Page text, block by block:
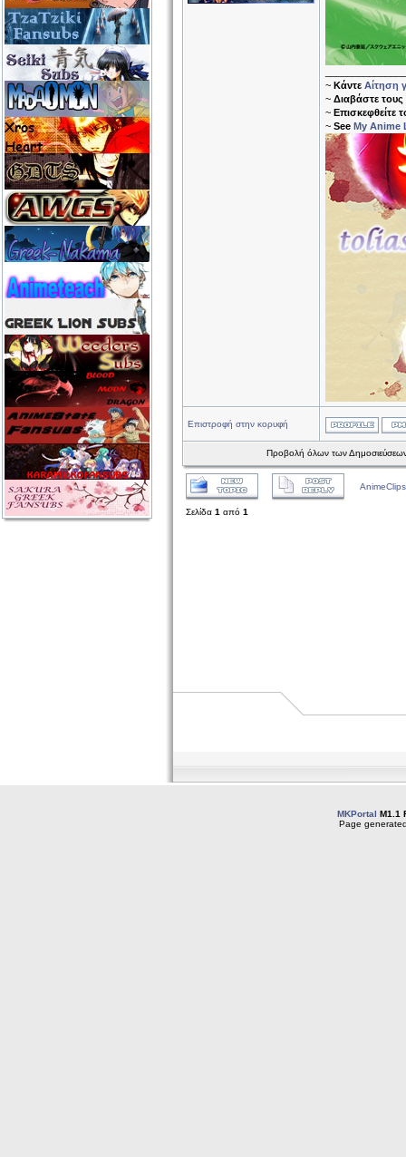
~ Κάντε Αίτηση
~ Διαβάστε τους
~ Επισκεφθείτε
~ See My Anime
Επιστροφή στην κορυφή
Προβολή όλων των
Σελίδα 1 από 1
MKPortal M1.1
Page